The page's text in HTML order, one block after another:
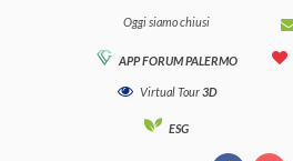
Oggi siamo chiusi
APP FORUM PALERMO
Virtual Tour3D
ESG